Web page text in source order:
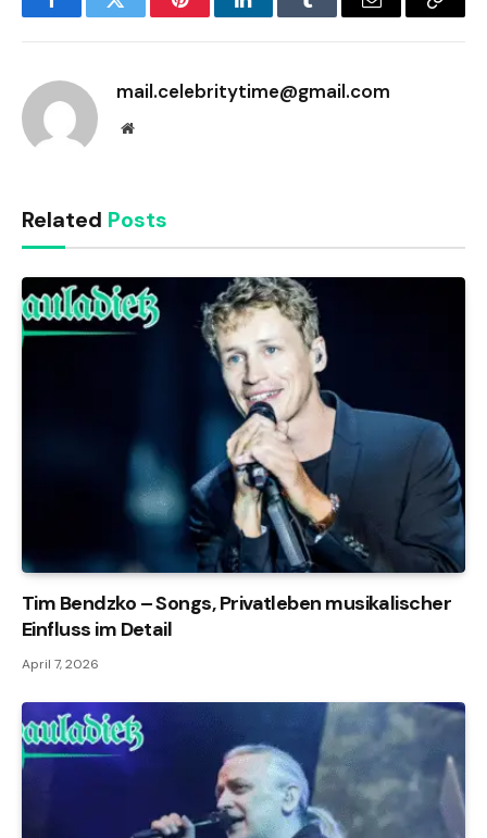
FacebookTwitter PinterestLinkedInTumblr Email
Copy
mail.celebritytime@gmail.com
Website
Related Posts
Tim Bendzko – Songs, Privatleben musikalischer
Einfluss im Detail
April 7, 2026